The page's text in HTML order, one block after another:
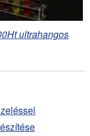
ultrahangos